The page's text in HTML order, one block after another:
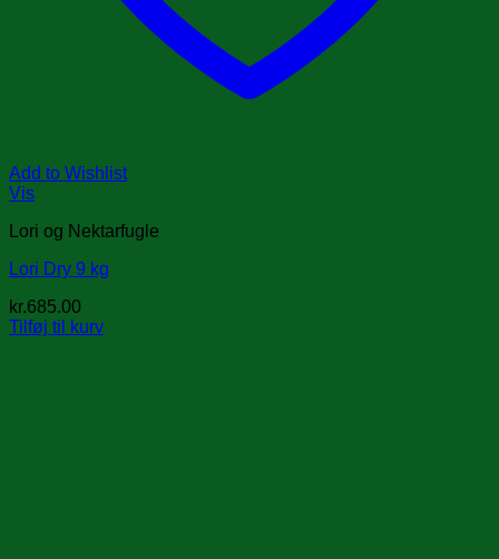
Add to Wishlist
Vis
Lori og Nektarfugle
Lori Dry 9 kg
kr.685.00
Tilføj til kurv